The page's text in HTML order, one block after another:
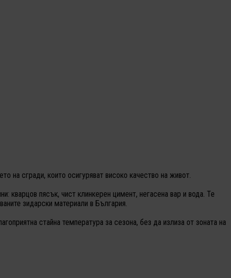
на сгради, които осигуряват високо качество на живот.
кварцов пясък, чист клинкерен цимент, негасена вар и вода. Те
зидарски материали в България.
стайна температура за сезона, без да излиза от зоната на